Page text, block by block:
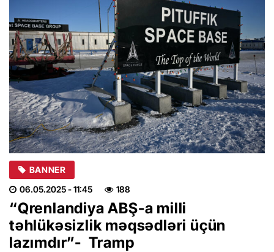
BANNER
06.05.2025- 11:45 188
“Qrenlandiya ABŞ-a milli
təhlükəsizlik məqsədləri üçün
lazımdır”- Tramp